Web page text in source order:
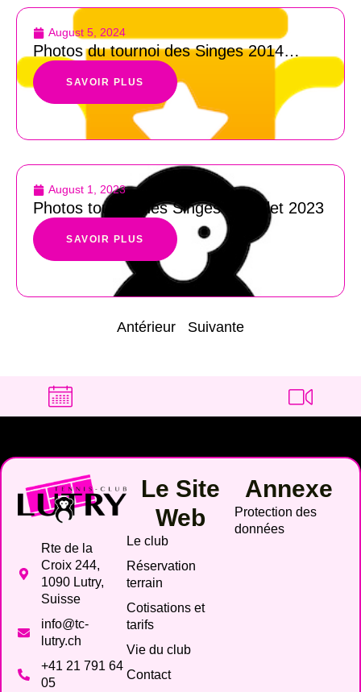
August 5, 2024
Photos du tournoi des Singes 2014…
SAVOIR PLUS
August 1, 2023
Photos tournoi des Singes 26 juillet 2023
SAVOIR PLUS
Antérieur Suivante
Rte de la
Croix 244,
1090 Lutry,
Suisse
info@tc-
lutry.ch
+41 21 791 64
05
Le Site
Web
Le club
Réservation
terrain
Cotisations et
tarifs
Vie du club
Contact
Annexe
Protection des
données